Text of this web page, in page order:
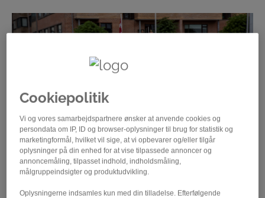
Cookiepolitik
Vi og vores samarbejdspartnere ønsker at anvende cookies og
persondata om IP, ID og browser-oplysninger til brug for statistik og
marketingformål, hvilket vil sige, at vi opbevarer og/eller tilgår
oplysninger på din enhed for at vise tilpassede annoncer og
annoncemåling, tilpasset indhold, indholdsmåling,
målgruppeindsigter og produktudvikling.
Oplysningerne indsamles kun med din tilladelse. Efterfølgende